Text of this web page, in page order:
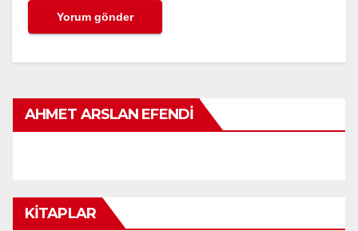
AHMET ARSLAN EFENDI
KİTAPLAR